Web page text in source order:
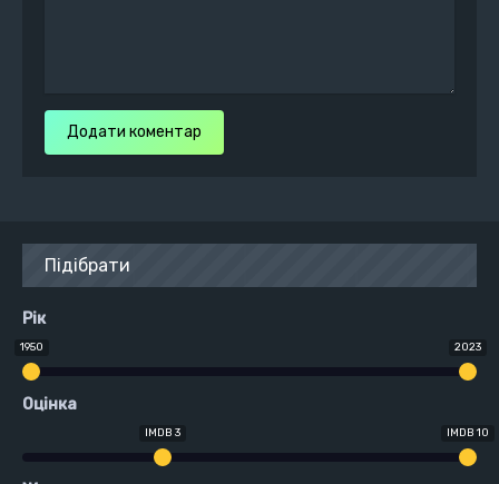
Додати коментар
Підібрати
Рік
1950 2023
Оцінка
IMDB 3 IMDB 10